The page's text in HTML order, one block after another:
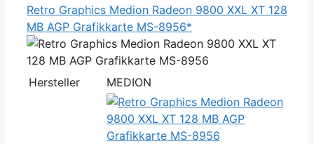
Retro Graphics Medion Radeon 9800 XXL XT 128
MB AGP Grafikkarte MS-8956*
Hersteller MEDION